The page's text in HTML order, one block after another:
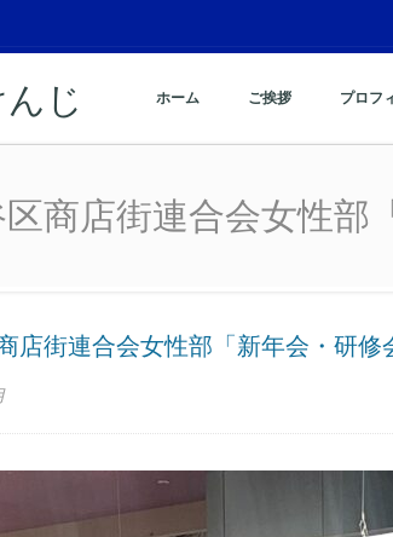
じ ホーム ご挨拶 プロフ
商店街連合会女性部
店街連合会女性部「新年会・研修